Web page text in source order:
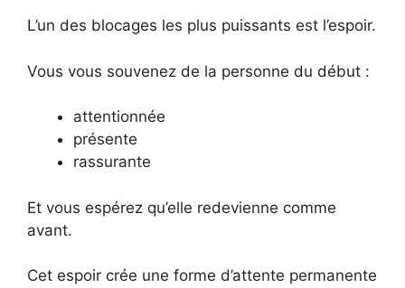
L’un des blocages les plus puissants est l’espoir.
Vous vous souvenez de la personne du début :
attentionnée
présente
rassurante
Et vous espérez qu’elle redevienne comme
avant.
Cet espoir crée une forme d’attente permanente